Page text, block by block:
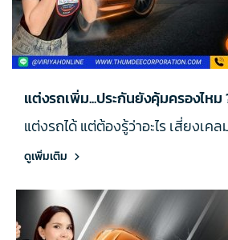
แต่งรถเพิ่ม...ประกันยังคุ้มครองไหม
แต่งรถได้ แต่ต้องรู้ว่าอะไร เสี่ยงเค
ดูเพิ่มเติม